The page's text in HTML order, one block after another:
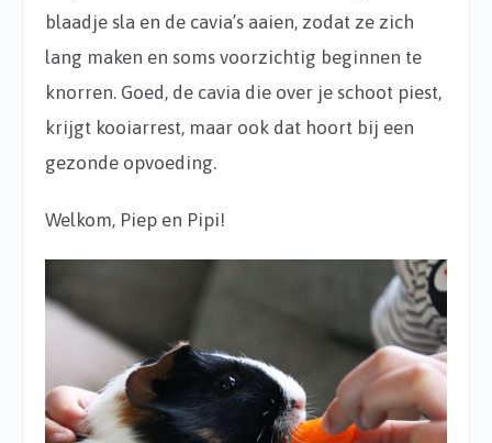
blaadje sla en de cavia’s aaien, zodat ze zich
lang maken en soms voorzichtig beginnen te
knorren. Goed, de cavia die over je schoot piest,
krijgt kooiarrest, maar ook dat hoort bij een
gezonde opvoeding.
Welkom, Piep en Pipi!